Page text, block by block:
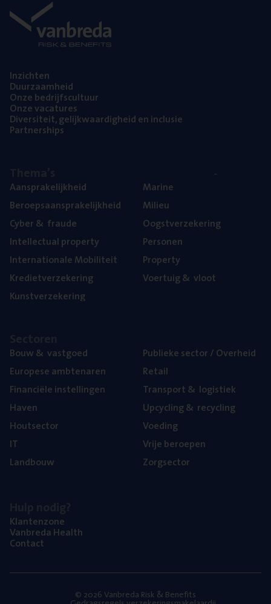
Inzich­ten
Duur­zaam­heid
Onze bedrijfs­cul­tuur
Onze vaca­tu­res
Diver­si­teit, gelijk­waar­dig­heid en inclusie
Part­ner­ships
Aan­spra­ke­lijk­heid
Beroeps­aan­spra­ke­lijk­heid
Cyber& fraude
Intel­lec­tu­al property
Inter­na­ti­o­na­le Mobiliteit
Kre­diet­ver­ze­ke­ring
Kunst­ver­ze­ke­ring
Mari­ne
Mili­eu
Oogst­ver­ze­ke­ring
Per­so­nen
Pro­per­ty
Voer­tuig& vloot
Bouw& vastgoed
Euro­pe­se ambtenaren
Finan­ci­ë­le instellingen
Haven
Hout­sec­tor
IT
Land­bouw
Publie­ke sec­tor / Overheid
Retail
Trans­port& logistiek
Upcy­cling& recycling
Voe­ding
Vrije beroe­pen
Zorg­sec­tor
Klan­ten­zo­ne
Van­b­re­da Health
Con­tact
© 2026 Vanbreda Risk & Benefits